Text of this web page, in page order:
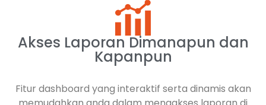
Akses Laporan Dimanapun dan
Kapanpun
Fitur dashboard yang interaktif serta dinamis akan